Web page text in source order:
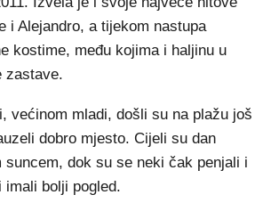
i Alejandro, a tijekom nastupa
kostime, među kojima i haljinu u
zastave.
većinom mladi, došli su na plažu još
dobro mjesto. Cijeli su dan
suncem, dok su se neki čak penjali i
imali bolji pogled.